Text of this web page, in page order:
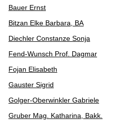
Bauer Ernst
Bitzan Elke Barbara, BA
Diechler Constanze Sonja
Fend-Wunsch Prof. Dagmar
Fojan Elisabeth
Gauster Sigrid
Golger-Oberwinkler Gabriele
Gruber Mag. Katharina, Bakk.